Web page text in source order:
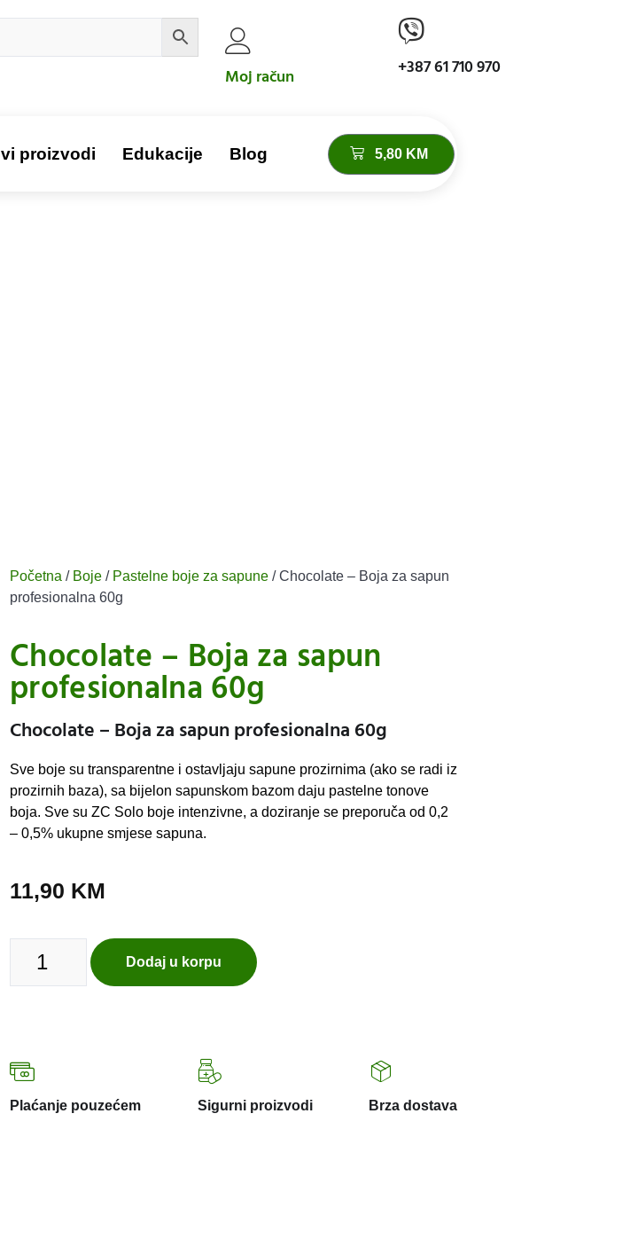
Moj račun +387 61 710 970
proizvodi Edukacije Blog 5,80 KM
Početna / Boje / Pastelne boje za sapune / Chocolate – Boja za sapun
profesionalna 60g
Chocolate – Boja za sapun
profesionalna 60g
Chocolate – Boja za sapun profesionalna 60g
Sve boje su transparentne i ostavljaju sapune prozirnima (ako se radi iz
prozirnih baza), sa bijelon sapunskom bazom daju pastelne tonove
boja. Sve su ZC Solo boje intenzivne, a doziranje se preporuča od 0,2
– 0,5% ukupne smjese sapuna.
11,90 KM
Dodaj u korpu
Plaćanje pouzećem Sigurni proizvodi Brza dostava